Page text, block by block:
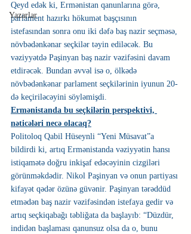
Yazarlar
Qeyd edək ki, Ermənistan qanunlarına görə,
parlament hazırkı hökumət başçısının
istefasından sonra onu iki dəfə baş nazir seçməsə,
növbədənkənar seçkilər təyin ediləcək. Bu
vəziyyətdə Paşinyan baş nazir vəzifəsini davam
etdirəcək. Bundan əvvəl isə o, ölkədə
növbədənkənar parlament seçkilərinin iyunun 20-
də keçiriləcəyini söyləmişdi.
Ermənistanda bu seçkilərin perspektivi,
nəticələri necə olacaq?
Politoloq Qabil Hüseynli “Yeni Müsavat”a
bildirdi ki, artıq Ermənistanda vəziyyətin hansı
istiqamətə doğru inkişaf edəcəyinin cizgiləri
görünməkdədir. Nikol Paşinyan və onun partiyası
kifayət qədər özünə güvənir. Paşinyan tərəddüd
etmədən baş nazir vəzifəsindən istefaya gedir və
artıq seçkiqabağı təbliğata da başlayıb: “Düzdür,
indidən başlaması qanunsuz olsa da o, bunu